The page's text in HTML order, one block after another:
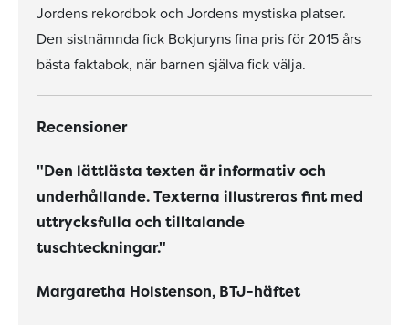
Jordens rekordbok och Jordens mystiska platser.
Den sistnämnda fick Bokjuryns fina pris för 2015 års
bästa faktabok, när barnen själva fick välja.
Recensioner
"Den lättlästa texten är informativ och
underhållande. Texterna illustreras fint med
uttrycksfulla och tilltalande
tuschteckningar."
Margaretha Holstenson, BTJ-häftet